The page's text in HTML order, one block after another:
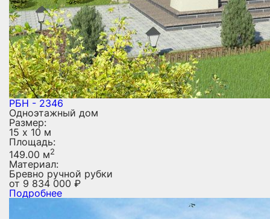
РБН - 2346
Одноэтажный дом
Размер:
15 х 10 м
Площадь:
149.00 м2
Материал:
Бревно ручной рубки
от 9 834 000 ₽
Подробнее